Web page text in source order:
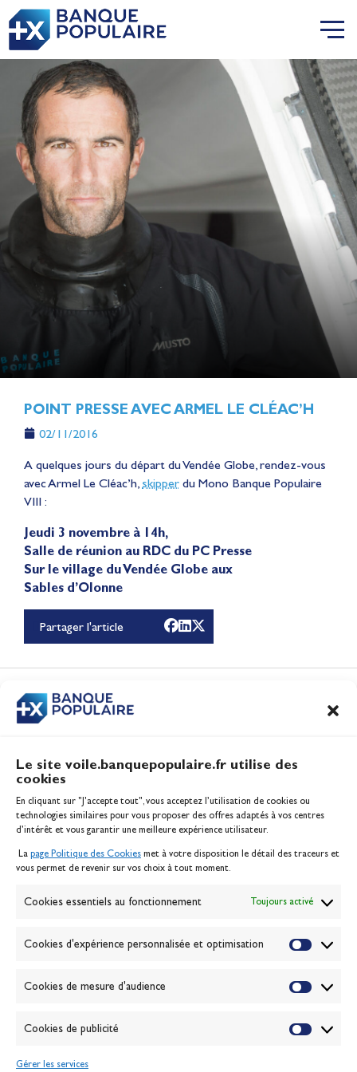
Le site voile.banquepopulaire.fr utilise des
cookies
En cliquant sur "J'accepte tout", vous acceptez l’utilisation de cookies ou
technologies similaires pour vous proposer des offres adaptés à vos centres
d’intérêt et vous garantir une meilleure expérience utilisateur.
La page Politique des Cookies met à votre disposition le détail des traceurs et
vous permet de revenir sur vos choix à tout moment.
Cookies essentiels au fonctionnement Toujours activé
Cookies d'expérience personnalisée et optimisation
Cookies de mesure d'audience
Cookies de publicité
Gérer les services
POINT PRESSE AVEC ARMEL LE CLÉAC’H
02/11/2016
A quelques jours du départ du Vendée Globe, rendez-vous
avec Armel Le Cléac’h, skipper du Mono Banque Populaire
VIII :
Jeudi 3 novembre à 14h,
Salle de réunion au RDC du PC Presse
Sur le village du Vendée Globe aux
Sables d’Olonne
Partager l'article
CONTENUS
Lauriane Nolot en or à
Long Beach, sur le plan
d'eau des Jeux
Olympiques 2028
Inscription serveur média
Contact
Politique des cookies
Banque de la voile
Passion Voile TV
ABONNEZ-VOUS